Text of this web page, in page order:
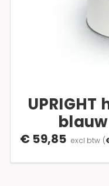
€ 59,85 excl btw (